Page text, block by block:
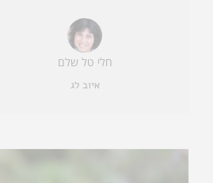
חלי טל שלם
איוב לג